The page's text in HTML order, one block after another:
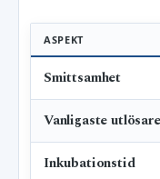
ASPEKT
Smittsamhet
Vanligaste utlösare
Inkubationstid